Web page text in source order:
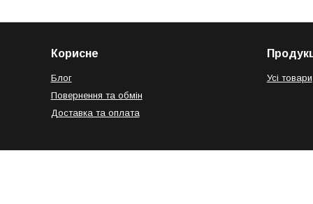
Корисне
Блог
Повернення та обмін
Доставка та оплата
Усі товари